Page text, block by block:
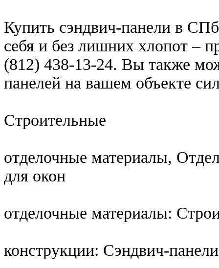
Купить сэндвич-панели в
себя и без лишних хлопот –
(812) 438-13-24. Вы также
панелей на вашем объекте
Строительные
отделочные материалы,
для окон
отделочные материалы:
конструкции: Сэндвич-панели